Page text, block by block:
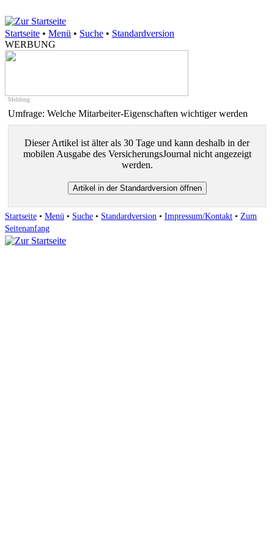
Startseite • Menü • Suche • Standardversion
WERBUNG
Meldung
Umfrage: Welche Mitarbeiter-Eigenschaften wichtiger werden
Dieser Artikel ist älter als 30 Tage und kann deshalb in der
mobilen Ausgabe des VersicherungsJournal nicht angezeigt
werden.
Startseite • Menü • Suche • Standardversion • Impressum/Kontakt • Zum
Seitenanfang